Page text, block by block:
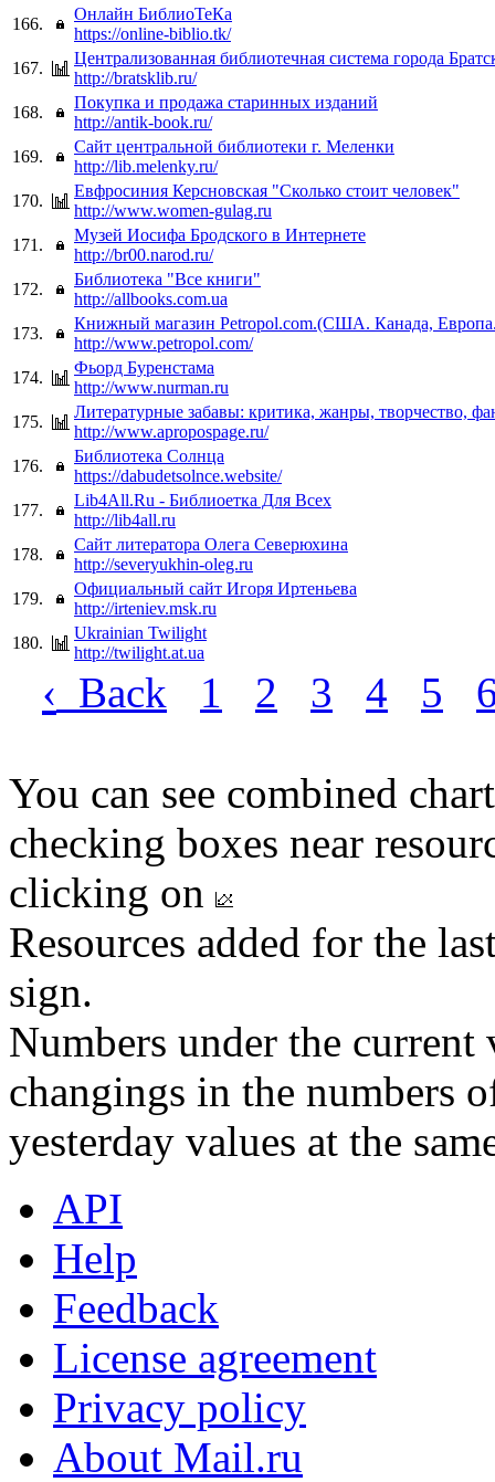
166.
Онлайн БиблиоТеКа
https://online-biblio.tk/
167.
Централизованная библиотечная система города
http://bratsklib.ru/
168.
Покупка и продажа старинных изданий
http://antik-book.ru/
169.
Сайт центральной библиотеки г. Меленки
http://lib.melenky.ru/
170.
Евфросиния Керсновская "Сколько стоит человек"
http://www.women-gulag.ru
171.
Музей Иосифа Бродского в Интернете
http://br00.narod.ru/
172.
Библиотека "Все книги"
http://allbooks.com.ua
173.
Книжный магазин Petropol.com.(США. Канада,
http://www.petropol.com/
174.
Фьорд Буренстама
http://www.nurman.ru
175.
Литературные забавы: критика, жанры, творчество,
http://www.apropospage.ru/
176.
Библиотека Солнца
https://dabudetsolnce.website/
177.
Lib4All.Ru - Библиоетка Для Всех
http://lib4all.ru
178.
Сайт литератора Олега Северюхина
http://severyukhin-oleg.ru
179.
Официальный сайт Игоря Иртеньева
http://irteniev.msk.ru
180.
Ukrainian Twilight
http://twilight.at.ua
‹ Back 1 2 3 4 5
You can see combined
checking boxes near
clicking on
Resources added for the
sign.
Numbers under the
changings in the numbers
yesterday values at the
API
Help
Feedback
License agreement
Privacy policy
About Mail.ru